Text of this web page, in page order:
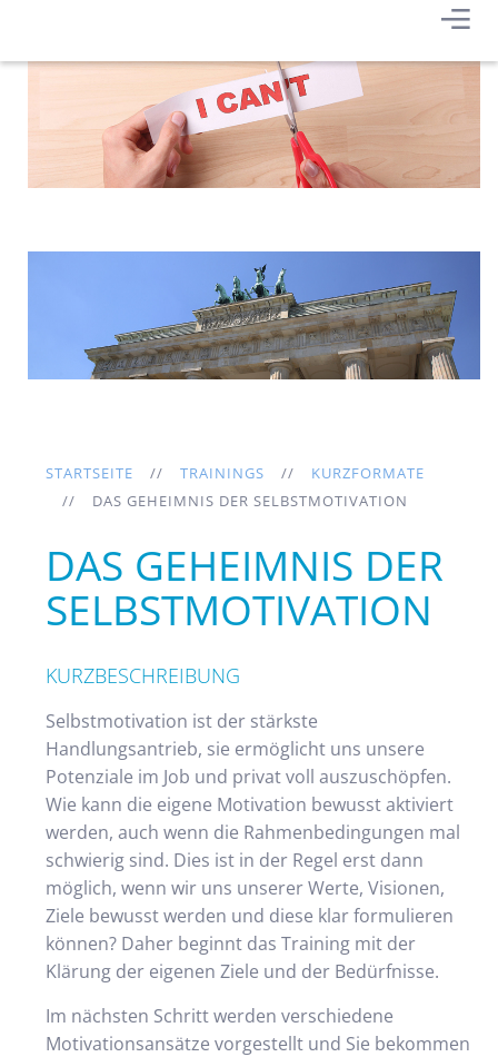
STARTSEITE TRAININGS
KURZFORMATE
DAS GEHEIMNIS DER SELBSTMOTIVATION
DAS GEHEIMNIS DER
SELBSTMOTIVATION
KURZBESCHREIBUNG
Selbstmotivation ist der stärkste
Handlungsantrieb, sie ermöglicht uns unsere
Potenziale im Job und privat voll auszuschöpfen.
Wie kann die eigene Motivation bewusst aktiviert
werden, auch wenn die Rahmenbedingungen mal
schwierig sind. Dies ist in der Regel erst dann
möglich, wenn wir uns unserer Werte, Visionen,
Ziele bewusst werden und diese klar formulieren
können? Daher beginnt das Training mit der
Klärung der eigenen Ziele und der Bedürfnisse.
Im nächsten Schritt werden verschiedene
Motivationsansätze vorgestellt und Sie bekommen